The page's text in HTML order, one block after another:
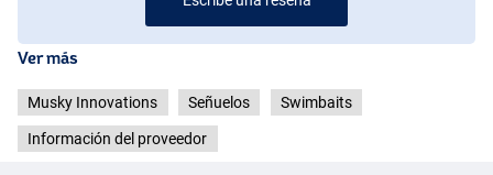
Ver más
Musky Innovations Señuelos Swimbaits
Información del proveedor